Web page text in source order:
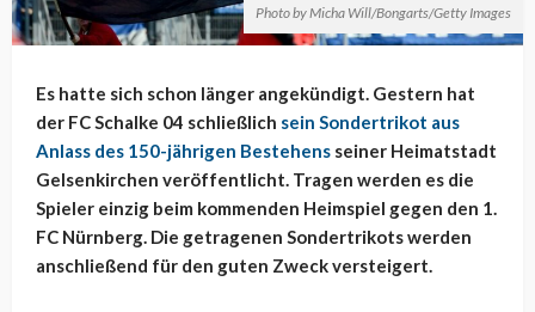
Photo by Micha Will/Bongarts/Getty Images
Es hatte sich schon länger angekündigt. Gestern hat
der FC Schalke 04 schließlich sein Sondertrikot aus
Anlass des 150-jährigen Bestehens seiner Heimatstadt
Gelsenkirchen veröffentlicht. Tragen werden es die
Spieler einzig beim kommenden Heimspiel gegen den 1.
FC Nürnberg. Die getragenen Sondertrikots werden
anschließend für den guten Zweck versteigert.